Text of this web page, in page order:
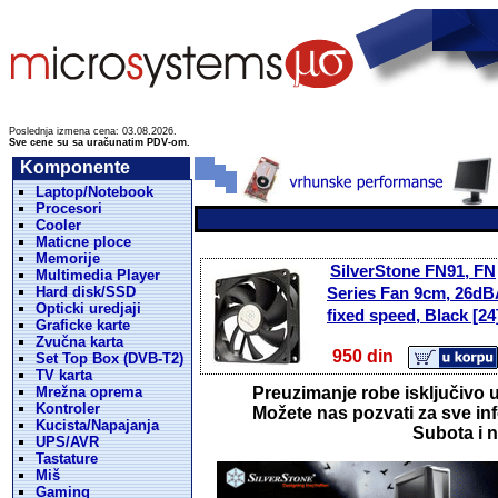
Poslednja izmena cena: 03.08.2026.
Sve cene su sa uračunatim PDV-om.
Komponente
Laptop/Notebook
Procesori
Cooler
Maticne ploce
Memorije
Multimedia Player
Hard disk/SSD
Opticki uredjaji
Graficke karte
Zvučna karta
Set Top Box (DVB-T2)
TV karta
Mrežna oprema
Kontroler
Kucista/Napajanja
UPS/AVR
Tastature
Miš
Gaming
SilverStone FN91, FN
Series Fan 9cm,
fixed speed, Black
950 din
Preuzimanje robe isključivo
Možete nas pozvati za sve
Subota i